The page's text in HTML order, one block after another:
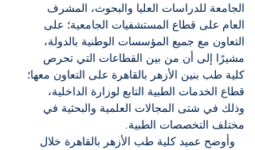
الجامعة للدراسات العليا والبحوث، المشرف
العام على قطاع المستشفيات الجامعية؛ على
التعاون مع جميع المؤسسات الوطنية بالدولة،
مشيرًا إلى أن من بين القطاعات التي تحرص
كلية طب بنين الأزهر بالقاهرة على التعاون معها؛
قطاع الخدمات الطبية التابع لوزارة الداخلية،
وذلك في شتى المجالات العلمية والبحثية في
مختلف التخصصات الطبية.
   وأوضح عميد كلية طب الأزهر بالقاهرة خلال